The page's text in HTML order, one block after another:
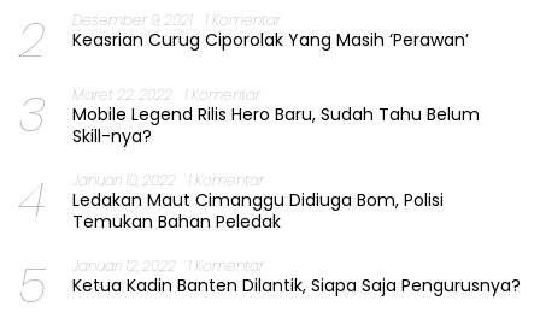
2 Desember 9, 2021 1 Komentar
Keasrian Curug Ciporolak Yang Masih ‘Perawan’
3 Maret 22, 2022 1 Komentar
Mobile Legend Rilis Hero Baru, Sudah Tahu Belum
Skill-nya?
4 Januari 10, 2022 1 Komentar
Ledakan Maut Cimanggu Didiuga Bom, Polisi
Temukan Bahan Peledak
5 Januari 12, 2022 1 Komentar
Ketua Kadin Banten Dilantik, Siapa Saja Pengurusnya?